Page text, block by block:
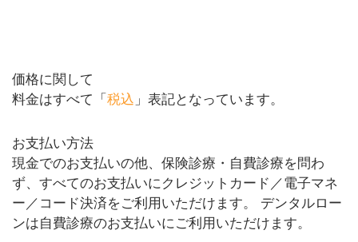
価格に関して
料金はすべて「 税込 」表記となっています。
お支払い方法
現金でのお支払いの他、保険診療・自費診療を問わ
ず、すべてのお支払いにクレジットカード／電子マネ
ー／コード決済をご利用いただけます。 デンタルロー
ンは自費診療のお支払いにご利用いただけます。